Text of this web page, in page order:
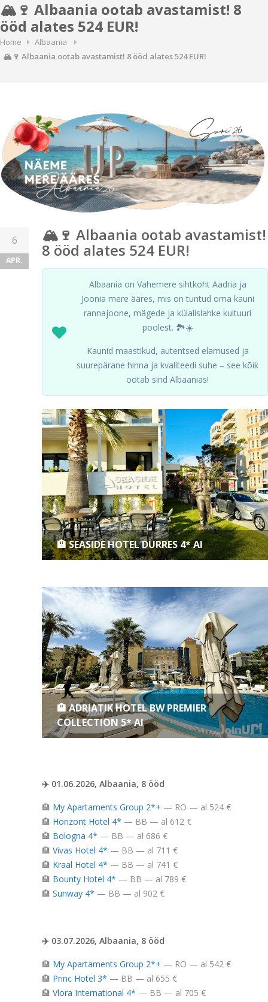
🏔️🍷 Albaania ootab avastamist! 8
ööd alates 524 EUR!
Home
Albaania
🏔️🍷 Albaania ootab avastamist! 8 ööd alates 524 EUR!
6
APR.
🏔️🍷 Albaania ootab avastamist!
8 ööd alates 524 EUR!
Albaania on Vahemere sihtkoht Aadria ja
Joonia mere ääres, mis on tuntud oma kauni
rannajoone, mägede ja külalislahke kultuuri
poolest. 🏞️☀️
Kaunid maastikud, autentsed elamused ja
suurepärane hinna ja kvaliteedi suhe – see kõik
ootab sind Albaanias!
🏨 SEASIDE HOTEL DURRES 4* AI
🏨 ADRIATIK HOTEL BW PREMIER
COLLECTION 5* AI
✈️ 01.06.2026, Albaania, 8 ööd
🏨 My Apartaments Group 2*+ — RO — al 524 €
🏨 Horizont Hotel 4* — BB — al 612 €
🏨 Bologna 4* — BB — al 686 €
🏨 Vivas Hotel 4* — BB — al 711 €
🏨 Kraal Hotel 4* — BB — al 741 €
🏨 Bounty Hotel 4* — BB — al 789 €
🏨 Sunway 4* — BB — al 902 €
✈️ 03.07.2026, Albaania, 8 ööd
🏨 My Apartaments Group 2*+ — RO — al 542 €
🏨 Princ Hotel 3* — BB — al 655 €
🏨 Vlora International 4* — BB — al 705 €